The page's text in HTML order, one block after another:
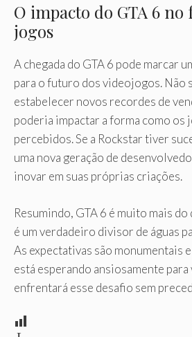
O impacto do GTA 6
jogos
A chegada do GTA 6 pode marcar
para o futuro dos videojogos. Não
estabelecer novos recordes de
poderia impactar a forma como os
percebidos. Se a Rockstar tiver
uma nova geração de
inovar em suas próprias criações.
Resumindo, GTA 6 é muito mais do
é um verdadeiro divisor de águas
As expectativas são monumentais
está esperando ansiosamente
enfrentará esse desafio sem